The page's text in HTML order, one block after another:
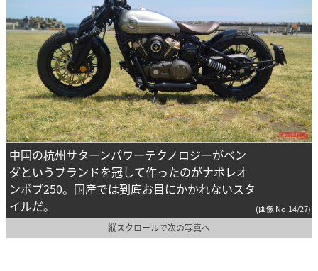
中国の杭州サターンパワーテクノロジーがベン
ダというブランドを冠して作ったのがナポレオ
ンボブ250。国産では到底お目にかかれないスタ
イルだ。
(画像 No.14/27)
縦スクロールで次の写真へ